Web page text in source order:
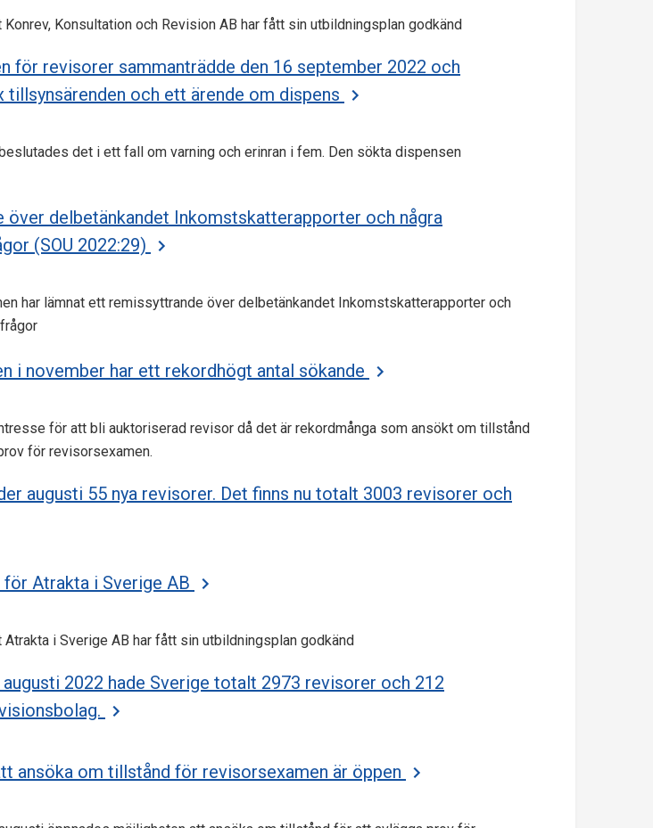
Konsultation och Revision AB har fått sin utbildningsplan godkänd
för revisorer sammanträdde den 16 september 2022 och
tillsynsärenden och ett ärende om dispens
det i ett fall om varning och erinran i fem. Den sökta dispensen
över delbetänkandet Inkomstskatterapporter och några
(SOU 2022:29)
har lämnat ett remissyttrande över delbetänkandet Inkomstskatterapporter och
i november har ett rekordhögt antal sökande
för att bli auktoriserad revisor då det är rekordmånga som ansökt om tillstånd
för revisorsexamen.
augusti 55 nya revisorer. Det finns nu totalt 3003 revisorer och
för Atrakta i Sverige AB
i Sverige AB har fått sin utbildningsplan godkänd
2022 hade Sverige totalt 2973 revisorer och 212
ansöka om tillstånd för revisorsexamen är öppen